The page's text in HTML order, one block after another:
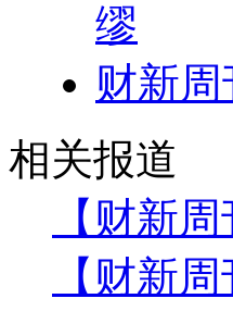
缪
财新
相关报道
【财新
【财新